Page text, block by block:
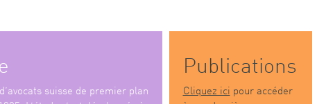
suisse de premier plan
Publications
Cliquez ici pour accéder